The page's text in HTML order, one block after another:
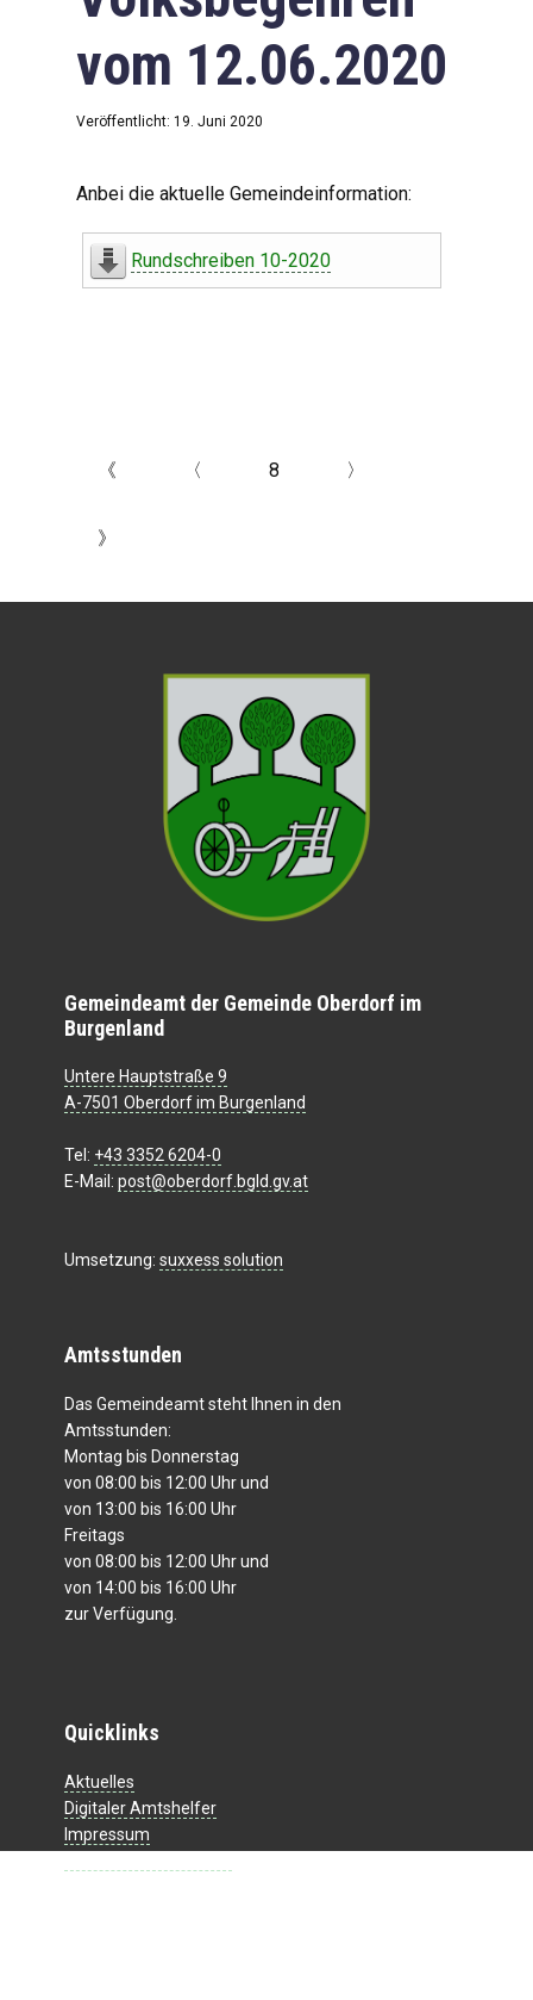
vom 12.06.2020
Veröffentlicht: 19. Juni 2020
Anbei die aktuelle Gemeindeinformation:
Rundschreiben 10-2020
《 〈 8 〉
》
Gemeindeamt der Gemeinde Oberdorf im
Burgenland
Untere Hauptstraße 9
A-7501 Oberdorf im Burgenland
Tel: +43 3352 6204-0
E-Mail: post@oberdorf.bgld.gv.at
Umsetzung: suxxess solution
Amtsstunden
Das Gemeindeamt steht Ihnen in den
Amtsstunden:
Montag bis Donnerstag
von 08:00 bis 12:00 Uhr und
von 13:00 bis 16:00 Uhr
Freitags
von 08:00 bis 12:00 Uhr und
von 14:00 bis 16:00 Uhr
zur Verfügung.
Quicklinks
Aktuelles
Digitaler Amtshelfer
Impressum